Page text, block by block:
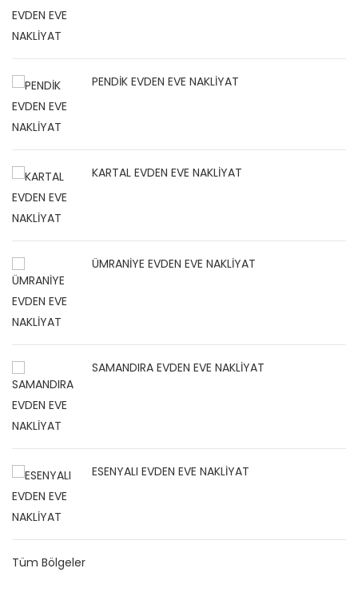
PENDİK EVDEN EVE NAKLİYAT
KARTAL EVDEN EVE NAKLİYAT
ÜMRANİYE EVDEN EVE NAKLİYAT
SAMANDIRA EVDEN EVE NAKLİYAT
ESENYALI EVDEN EVE NAKLİYAT
Tüm Bölgeler